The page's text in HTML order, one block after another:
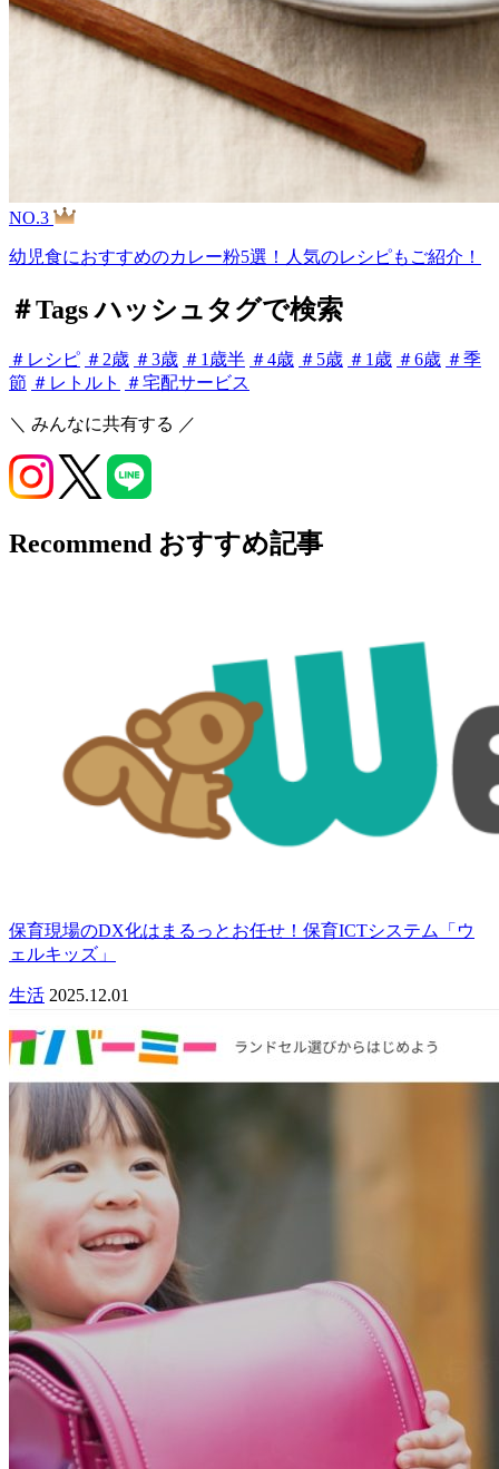
NO.3
幼児食におすすめのカレー粉5選！人気のレシピもご紹介！
＃Tagsハッシュタグで検索
＃レシピ ＃2歳 ＃3歳 ＃1歳半 ＃4歳 ＃5歳 ＃1歳 ＃6歳 ＃季
節 ＃レトルト ＃宅配サービス
＼ みんなに共有する ／
Recommend おすすめ記事
保育現場のDX化はまるっとお任せ！保育ICTシステム「ウ
ェルキッズ」
生活 2025.12.01